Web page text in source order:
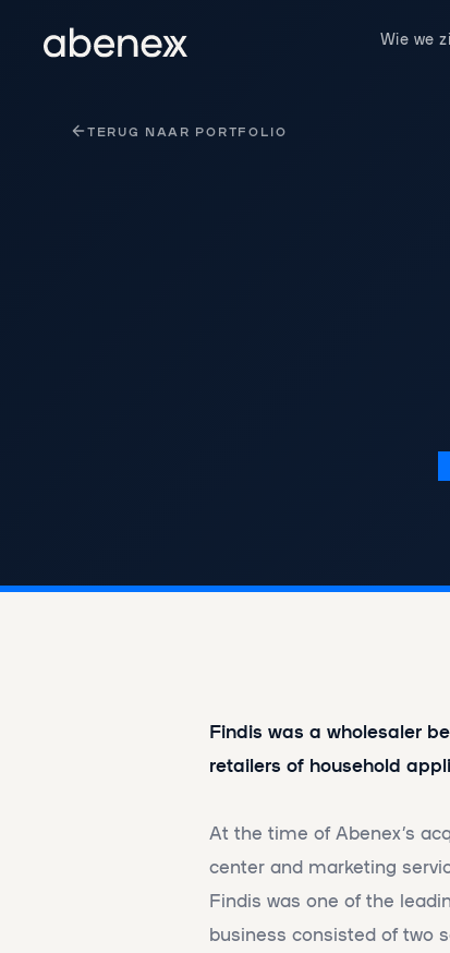
Wie we
TERUG NAAR PORTFOLIO
Findis was a wholesaler
retailers of household
At the time of Abenex’s
center and marketing
Findis was one of the
business consisted of two